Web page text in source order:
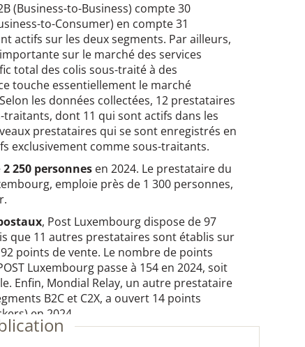
(Business-to-Business) compte 30
to-Consumer) en compte 31
actifs sur les deux segments. Par ailleurs,
sur le marché des services
total des colis sous-traité à des
touche essentiellement le marché
les données collectées, 12 prestataires
dont 11 qui sont actifs dans les
prestataires qui se sont enregistrés en
exclusivement comme sous-traitants.
2 250 personnes en 2024. Le prestataire du
emploie près de 1 300 personnes,
, Post Luxembourg dispose de 97
que 11 autres prestataires sont établis sur
points de vente. Le nombre de points
Luxembourg passe à 154 en 2024, soit
Enfin, Mondial Relay, un autre prestataire
B2C et C2X, a ouvert 14 points
en 2024.